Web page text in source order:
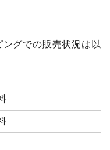
グでの販売状況は以